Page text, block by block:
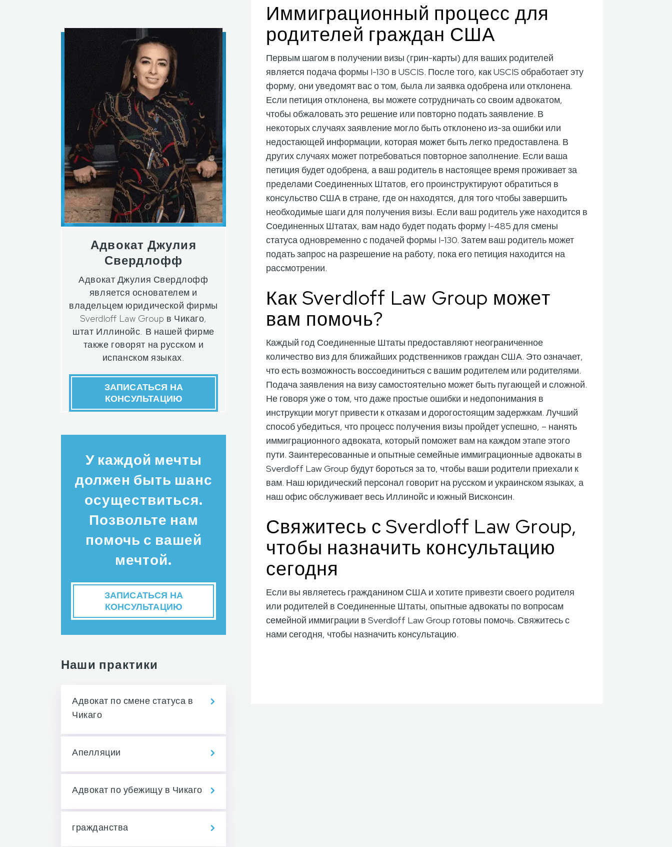
Иммиграционный процесс для
родителей граждан США
Первым шагом в получении визы (грин-карты) для ваших родителей
является подача формы I-130 в USCIS. После того, как USCIS обработает эту
форму, они уведомят вас о том, была ли заявка одобрена или отклонена.
Если петиция отклонена, вы можете сотрудничать со своим адвокатом,
чтобы обжаловать это решение или повторно подать заявление. В
некоторых случаях заявление могло быть отклонено из-за ошибки или
недостающей информации, которая может быть легко предоставлена. В
других случаях может потребоваться повторное заполнение. Если ваша
петиция будет одобрена, а ваш родитель в настоящее время проживает за
пределами Соединенных Штатов, его проинструктируют обратиться в
консульство США в стране, где он находятся, для того чтобы завершить
необходимые шаги для получения визы. Если ваш родитель уже находится в
Соединенных Штатах, вам надо будет подать форму I-485 для смены
статуса одновременно с подачей формы I-130. Затем ваш родитель может
подать запрос на разрешение на работу, пока его петиция находится на
рассмотрении.
Как Sverdloff Law Group может
вам помочь?
Каждый год Соединенные Штаты предоставляют неограниченное
количество виз для ближайших родственников граждан США. Это означает,
что есть возможность воссоединиться с вашим родителем или родителями.
Подача заявления на визу самостоятельно может быть пугающей и сложной.
Не говоря уже о том, что даже простые ошибки и недопонимания в
инструкции могут привести к отказам и дорогостоящим задержкам. Лучший
способ убедиться, что процесс получения визы пройдет успешно, – нанять
иммиграционного адвоката, который поможет вам на каждом этапе этого
пути. Заинтересованные и опытные семейные иммиграционные адвокаты в
Sverdloff Law Group будут бороться за то, чтобы ваши родители приехали к
вам. Наш юридический персонал говорит на русском и украинском языках, а
наш офис обслуживает весь Иллинойс и южный Висконсин.
Свяжитесь с Sverdloff Law Group,
чтобы назначить консультацию
сегодня
Если вы являетесь гражданином США и хотите привезти своего родителя
или родителей в Соединенные Штаты, опытные адвокаты по вопросам
семейной иммиграции в Sverdloff Law Group готовы помочь. Свяжитесь с
нами сегодня, чтобы назначить консультацию.
Адвокат Джулия
Свердлофф
Адвокат Джулия Свердлофф
является основателем и
владельцем юридической фирмы
Sverdloff Law Group в Чикаго,
штат Иллинойс. В нашей фирме
также говорят на русском и
испанском языках.
ЗАПИСАТЬСЯ НА
КОНСУЛЬТАЦИЮ
У каждой мечты
должен быть шанс
осуществиться.
Позвольте нам
помочь с вашей
мечтой.
ЗАПИСАТЬСЯ НА
КОНСУЛЬТАЦИЮ
Наши практики
Адвокат по смене статуса в
Чикаго
Апелляции
Адвокат по убежищу в Чикаго
гражданства